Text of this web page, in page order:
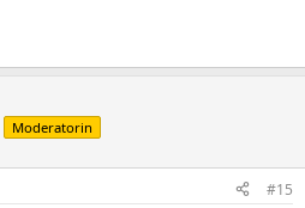
Moderatorin
#15